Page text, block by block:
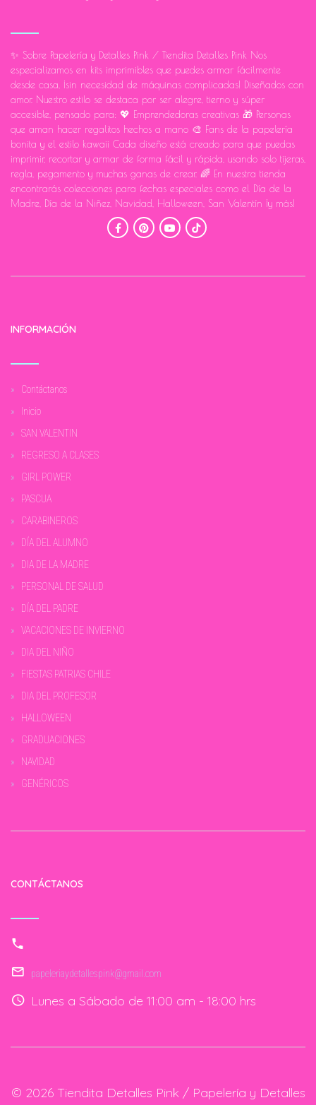
✨ Sobre Papelería y Detalles Pink / Tiendita Detalles Pink Nos
especializamos en kits imprimibles que puedes armar fácilmente
desde casa, ¡sin necesidad de máquinas complicadas! Diseñados con
amor. Nuestro estilo se destaca por ser alegre, tierno y súper
accesible, pensado para: 💖 Emprendedoras creativas 🎁 Personas
que aman hacer regalitos hechos a mano 🎨 Fans de la papelería
bonita y el estilo kawaii Cada diseño está creado para que puedas
imprimir, recortar y armar de forma fácil y rápida, usando solo tijeras,
regla, pegamento y muchas ganas de crear. 🌈 En nuestra tienda
encontrarás colecciones para fechas especiales como el Día de la
Madre, Día de la Niñez, Navidad, Halloween, San Valentín ¡y más!
INFORMACIÓN
Contáctanos
Inicio
SAN VALENTIN
REGRESO A CLASES
GIRL POWER
PASCUA
CARABINEROS
DÍA DEL ALUMNO
DIA DE LA MADRE
PERSONAL DE SALUD
DÍA DEL PADRE
VACACIONES DE INVIERNO
DIA DEL NIÑO
FIESTAS PATRIAS CHILE
DIA DEL PROFESOR
HALLOWEEN
GRADUACIONES
NAVIDAD
GENÉRICOS
CONTÁCTANOS
papeleriaydetallespink@gmail.com
Lunes a Sábado de 11:00 am - 18:00 hrs
© 2026 Tiendita Detalles Pink / Papelería y Detalles